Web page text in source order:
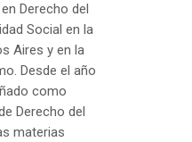
Derecho del
Social en la
Aires y en la
Desde el año
como
Derecho del
materias